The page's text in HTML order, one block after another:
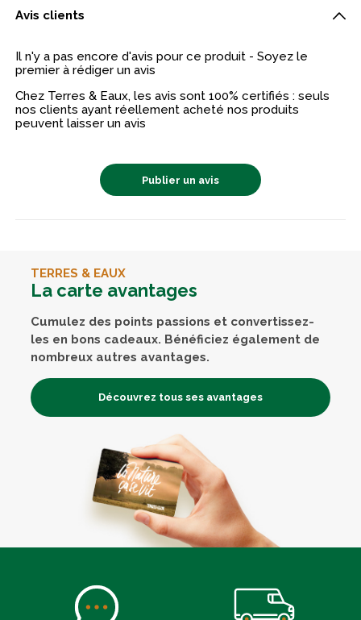
Avis clients
Il n'y a pas encore d'avis pour ce produit - Soyez le
premier à rédiger un avis
Chez Terres & Eaux, les avis sont 100% certifiés : seuls
nos clients ayant réellement acheté nos produits
peuvent laisser un avis
Publier un avis
TERRES & EAUX
La carte avantages
Cumulez des points passions et convertissez-
les en bons cadeaux. Bénéficiez également de
nombreux autres avantages.
Découvrez tous ses avantages